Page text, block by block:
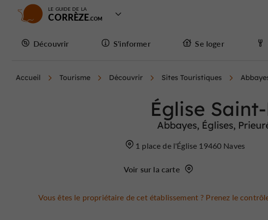
LE GUIDE DE LA
CORRÈZE
Découvrir S'informer Se loger
Accueil Tourisme Découvrir Sites Touristiques
Église
Abbayes, Églises,
1 place de l'Église 19460 Naves
Voir sur la carte
Vous êtes le propriétaire de cet établissement ? Prenez le